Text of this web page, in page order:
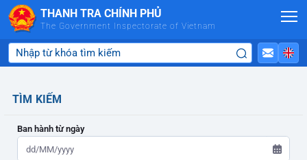
Skip to Main Content
THANH TRA CHÍNH PHỦ
The Government Inspectorate of Vietnam
TÌM KIẾM
Ban hành từ ngày